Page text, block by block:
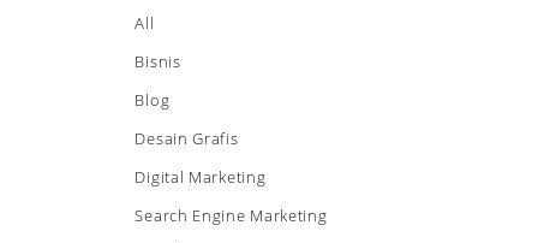
All
Bisnis
Blog
Desain Grafis
Digital Marketing
Search Engine Marketing